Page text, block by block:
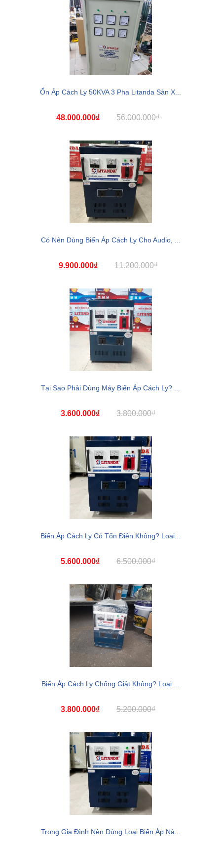
Ổn Áp Cách Ly 50KVA 3 Pha Litanda Sản X...
48.000.000₫ 56.000.000₫
Có Nên Dùng Biến Áp Cách Ly Cho Audio, ...
9.900.000₫ 11.200.000₫
Tại Sao Phải Dùng Máy Biến Áp Cách Ly? ...
3.600.000₫ 3.800.000₫
Biến Áp Cách Ly Có Tốn Điện Không? Loại...
5.600.000₫ 6.500.000₫
Biến Áp Cách Ly Chống Giật Không? Loại ...
3.800.000₫ 5.200.000₫
Trong Gia Đình Nên Dùng Loại Biến Áp Nà...